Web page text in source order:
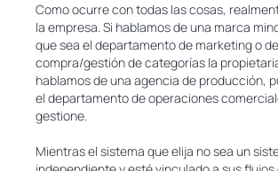
Como ocurre con todas las cosas,
la empresa. Si hablamos de una marca
que sea el departamento de marketing o de
compra/gestión de categorías la
hablamos de una agencia de producción,
el departamento de operaciones
gestione.
Mientras el sistema que elija no sea un